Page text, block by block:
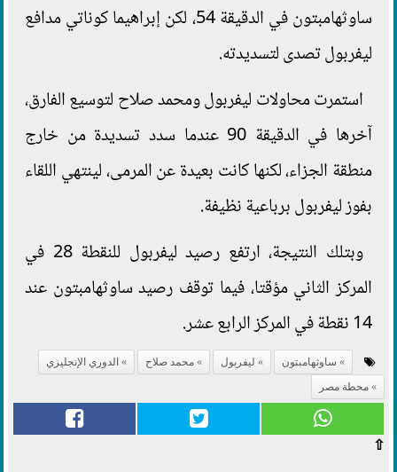
ساوثهامبتون في الدقيقة 54، لكن إبراهيما كوناتي مدافع
ليفربول تصدى لتسديدته.
استمرت محاولات ليفربول ومحمد صلاح لتوسيع الفارق،
آخرها في الدقيقة 90 عندما سدد تسديدة من خارج
منطقة الجزاء، لكنها كانت بعيدة عن المرمى، لينتهي اللقاء
بفوز ليفربول برباعية نظيفة.
وبتلك النتيجة، ارتفع رصيد ليفربول للنقطة 28 في
المركز الثاني مؤقتا، فيما توقف رصيد ساوثهامبتون عند
14 نقطة في المركز الرابع عشر.
ساوثهامبتون ليفربول محمد صلاح
الدوري الإنجليزي
محطة مصر
⇧